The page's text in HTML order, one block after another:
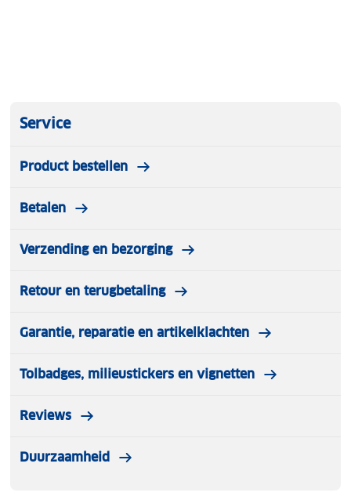
Service
Product bestellen
Betalen
Verzending en bezorging
Retour en terugbetaling
Garantie, reparatie en artikelklachten
Tolbadges, milieustickers en vignetten
Reviews
Duurzaamheid